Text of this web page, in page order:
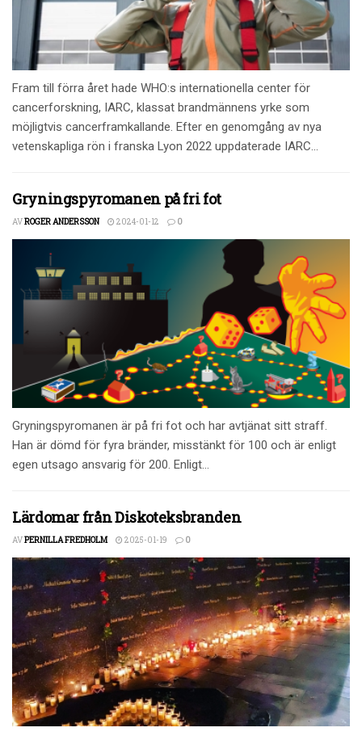
Fram till förra året hade WHO:s internationella center för
cancerforskning, IARC, klassat brandmännens yrke som
möjligtvis cancerframkallande. Efter en genomgång av nya
vetenskapliga rön i franska Lyon 2022 uppdaterade IARC...
Gryningspyromanen på fri fot
AVROGER ANDERSSON 2024-01-12 0
Gryningspyromanen är på fri fot och har avtjänat sitt straff.
Han är dömd för fyra bränder, misstänkt för 100 och är enligt
egen utsago ansvarig för 200. Enligt...
Lärdomar från Diskoteksbranden
AVPERNILLA FREDHOLM 2025-01-19 0